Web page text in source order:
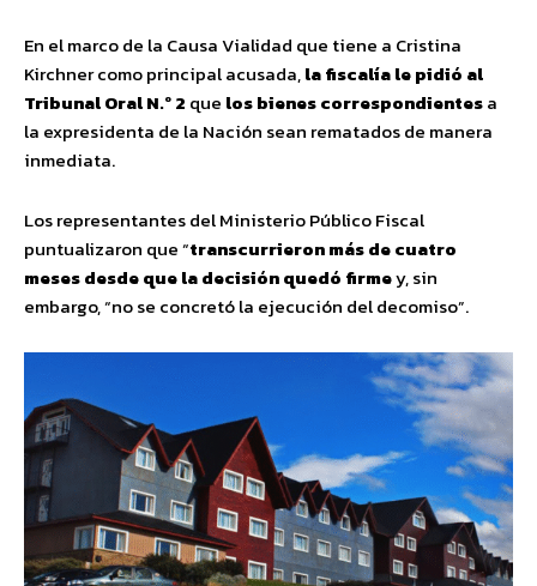
En el marco de la Causa Vialidad que tiene a Cristina
Kirchner como principal acusada,la fiscalía le pidió al
Tribunal Oral N.º 2 que los bienes correspondientesa
la expresidenta de la Nación sean rematados de manera
inmediata.
Los representantes del Ministerio Público Fiscal
puntualizaron que “transcurrieron más de cuatro
meses desde que la decisión quedó firmey, sin
embargo, “no se concretó la ejecución del decomiso”.